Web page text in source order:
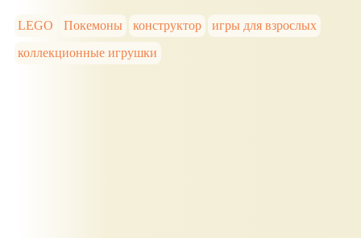
LEGO Покемоны конструктор
игры для взрослых
коллекционные игрушки